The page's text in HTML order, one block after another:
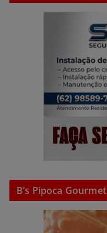
B’s Pipoca Gourmet